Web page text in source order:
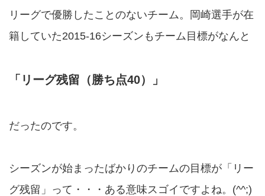
リーグで優勝したことのないチーム。岡崎選手が在
籍していた2015-16シーズンもチーム目標がなんと
「リーグ残留（勝ち点40）」
だったのです。
シーズンが始まったばかりのチームの目標が「リー
グ残留」って・・・ある意味スゴイですよね。(^^;)